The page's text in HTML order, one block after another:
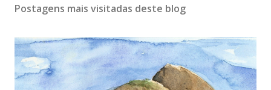
Postagens mais visitadas deste blog